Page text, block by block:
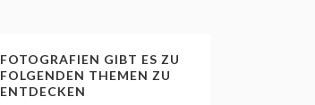
FOTOGRAFIEN GIBT ES ZU
FOLGENDEN THEMEN ZU
ENTDECKEN